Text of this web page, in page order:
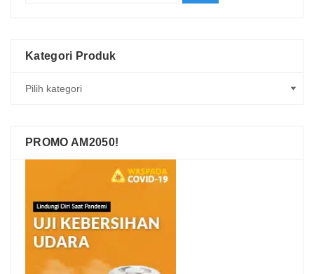
Kategori Produk
PROMO AM2050!